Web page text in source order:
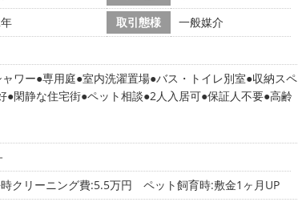
取引態様
一般媒介
ャワー 専用庭 室内洗濯置場 バス・トイレ別室 収納スペ
閑静な住宅街 ペット相談 2人入居可 保証人不要 高齢
クリーニング費:5.5万円 ペット飼育時:敷金1ヶ月UP